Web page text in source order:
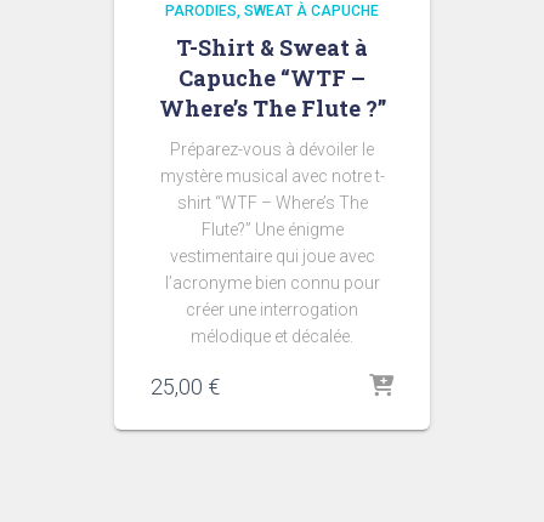
PARODIES SWEAT À CAPUCHE
T-Shirt & Sweat à
Capuche “WTF –
Where’s The Flute ?”
Préparez-vous à dévoiler le
mystère musical avec notre t-
shirt “WTF – Where’s The
Flute?” Une énigme
vestimentaire qui joue avec
l’acronyme bien connu pour
créer une interrogation
mélodique et décalée.
25,00 €